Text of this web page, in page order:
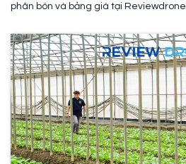
phân bón và bảng giá tại Reviewdrone.